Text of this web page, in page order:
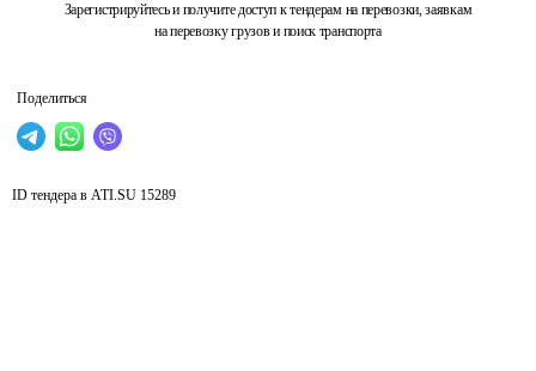
Зарегистрируйтесь и получите доступ к тендерам на перевозки, заявкам
на перевозку грузов и поиск транспорта
Поделиться
ID тендера в ATI.SU 15289